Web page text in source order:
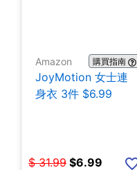
Amazon 購買指南
JoyMotion 女士連
身衣 3件 $6.99
$ 31.99 $6.99